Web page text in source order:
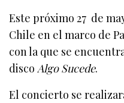
Este próximo 27 de
Chile en el marco de
con la que se
discoAlgo Sucede.
El concierto se